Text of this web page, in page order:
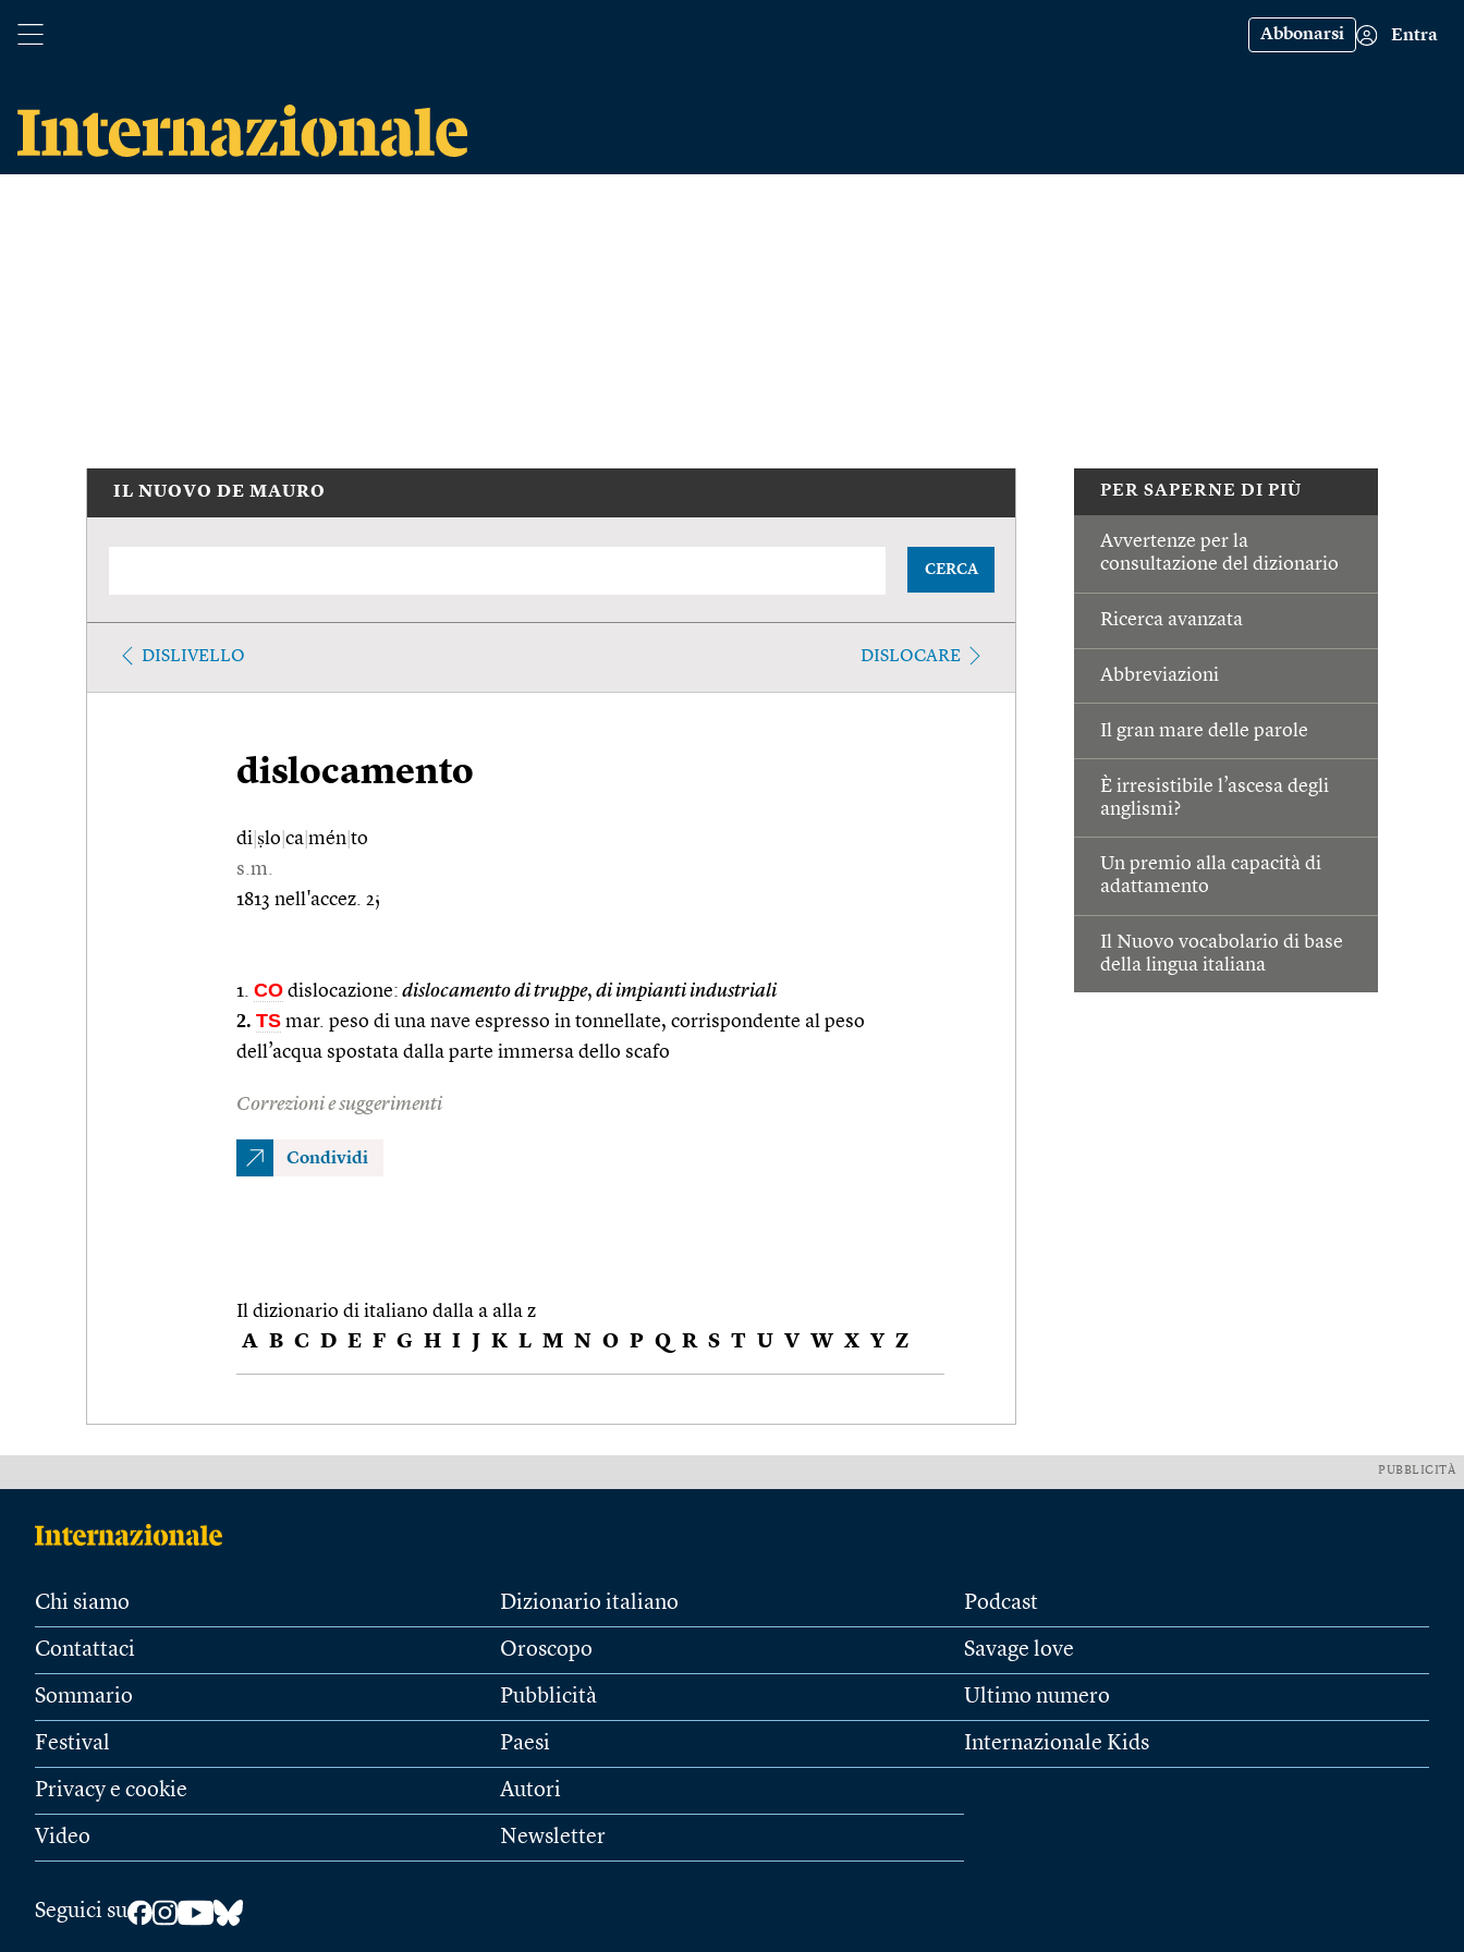
Abbonarsi Entra
PER SAPERNE DI PIÙ
Avvertenze per la
consultazione del dizionario
Ricerca avanzata
Abbreviazioni
Il gran mare delle parole
È irresistibile l’ascesa degli
anglismi?
Un premio alla capacità di
adattamento
Il Nuovo vocabolario di base
della lingua italiana
IL NUOVO DE MAURO
CERCA
DISLIVELLO DISLOCARE
dislocamento
di ṣlo ca mén to
s.m.
1813 nell'accez. 2;
1. CO dislocazione: dislocamento di truppe, di impianti industriali
2. TS mar. peso di una nave espresso in tonnellate, corrispondente al peso
dell’acqua spostata dalla parte immersa dello scafo
Correzioni e suggerimenti
Condividi
Il dizionario di italiano dalla a alla z
A B C D E F G H I J K L M N O P Q R S T U V W X Y Z
PUBBLICITÀ
Chi siamo
Contattaci
Sommario
Festival
Privacy e cookie
Video
Dizionario italiano
Oroscopo
Pubblicità
Paesi
Autori
Newsletter
Podcast
Savage love
Ultimo numero
Internazionale Kids
Seguici su